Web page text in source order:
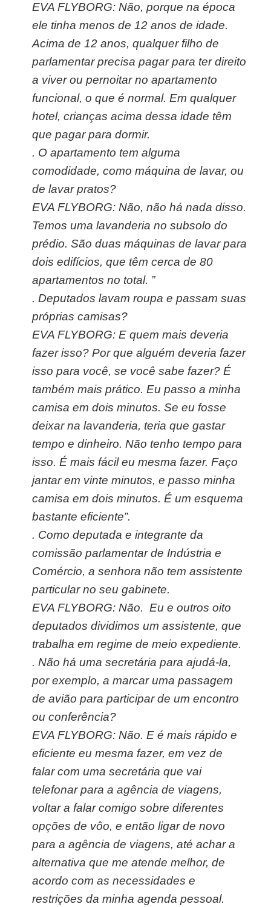
EVA FLYBORG: Não, porque na época
ele tinha menos de 12 anos de idade.
Acima de 12 anos, qualquer filho de
parlamentar precisa pagar para ter direito
a viver ou pernoitar no apartamento
funcional, o que é normal. Em qualquer
hotel, crianças acima dessa idade têm
que pagar para dormir.
. O apartamento tem alguma
comodidade, como máquina de lavar, ou
de lavar pratos?
EVA FLYBORG: Não, não há nada disso.
Temos uma lavanderia no subsolo do
prédio. São duas máquinas de lavar para
dois edifícios, que têm cerca de 80
apartamentos no total. ”
. Deputados lavam roupa e passam suas
próprias camisas?
EVA FLYBORG: E quem mais deveria
fazer isso? Por que alguém deveria fazer
isso para você, se você sabe fazer? É
também mais prático. Eu passo a minha
camisa em dois minutos. Se eu fosse
deixar na lavanderia, teria que gastar
tempo e dinheiro. Não tenho tempo para
isso. É mais fácil eu mesma fazer. Faço
jantar em vinte minutos, e passo minha
camisa em dois minutos. É um esquema
bastante eficiente”.
. Como deputada e integrante da
comissão parlamentar de Indústria e
Comércio, a senhora não tem assistente
particular no seu gabinete.
EVA FLYBORG: Não. Eu e outros oito
deputados dividimos um assistente, que
trabalha em regime de meio expediente.
. Não há uma secretária para ajudá-la,
por exemplo, a marcar uma passagem
de avião para participar de um encontro
ou conferência?
EVA FLYBORG: Não. E é mais rápido e
eficiente eu mesma fazer, em vez de
falar com uma secretária que vai
telefonar para a agência de viagens,
voltar a falar comigo sobre diferentes
opções de vôo, e então ligar de novo
para a agência de viagens, até achar a
alternativa que me atende melhor, de
acordo com as necessidades e
restrições da minha agenda pessoal.